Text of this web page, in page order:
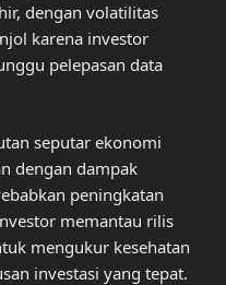
dengan volatilitas
karena investor
pelepasan data
seputar ekonomi
dengan dampak
peningkatan
memantau rilis
mengukur kesehatan
investasi yang tepat.